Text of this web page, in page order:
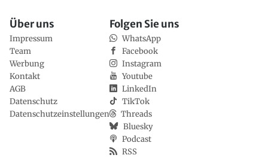
Über uns
Impressum
Team
Werbung
Kontakt
AGB
Datenschutz
Datenschutzeinstellungen
Folgen Sie uns
WhatsApp
Facebook
Instagram
Youtube
LinkedIn
TikTok
Threads
Bluesky
Podcast
RSS